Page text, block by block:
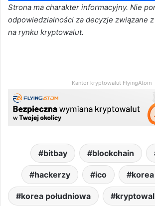
Strona ma charakter informacyjny. Nie
odpowiedzialności za decyzje związane
na rynku kryptowalut.
Kantor kryptowalut FlyingAtom
bitbay blockchain
hackerzy ico korea
korea południowa